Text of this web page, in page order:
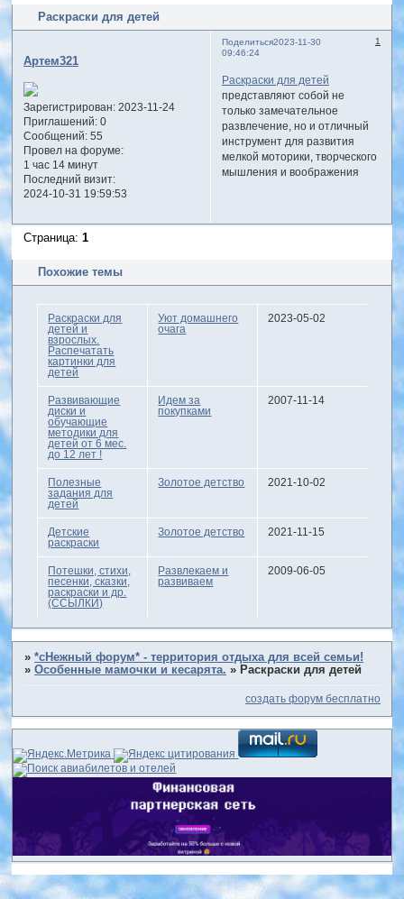
Раскраски для детей
Поделиться 1
2023-11-30
09:46:24
Артем321
Зарегистрирован: 2023-11-24
Приглашений:0
Сообщений:55
Провел на форуме:
1 час 14 минут
Последний визит:
2024-10-31 19:59:53
Раскраски для детей
представляют собой не
только замечательное
развлечение, но и отличный
инструмент для развития
мелкой моторики, творческого
мышления и воображения
Страница:1
Похожие темы
Раскраски для
детей и
взрослых.
Распечатать
картинки для
детей
Уют домашнего
очага
2023-05-02
Развивающие
диски и
обучающие
методики для
детей от 6 мес.
до 12 лет !
Идем за
покупками
2007-11-14
Полезные
задания для
детей
Золотое детство 2021-10-02
Детские
раскраски
Золотое детство 2021-11-15
Потешки, стихи,
песенки, сказки,
раскраски и др.
(ССЫЛКИ)
Развлекаем и
развиваем
2009-06-05
»*сНежный форум* - территория отдыха для всей семьи!
»Особенные мамочки и кесарята. » Раскраски для детей
создать форум бесплатно